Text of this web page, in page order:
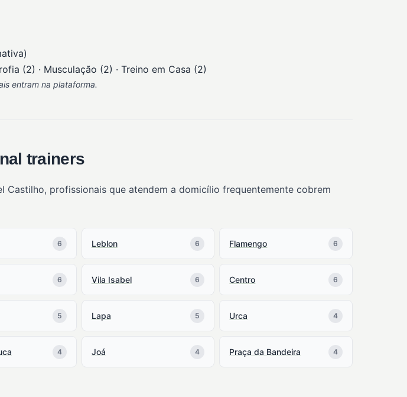
(2) · Musculação (2) · Treino em Casa (2)
entram na plataforma.
trainers
profissionais que atendem a domicílio frequentemente cobrem
6 Leblon 6 Flamengo 6
6 Vila Isabel 6 Centro 6
5 Lapa 5 Urca 4
4 Joá 4 Praça da Bandeira 4